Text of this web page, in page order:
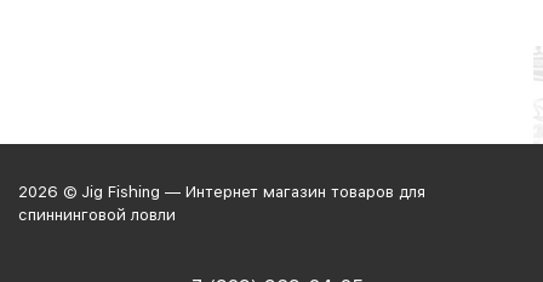
2026 © Jig Fishing — Интернет магазин товаров для
спиннинговой ловли